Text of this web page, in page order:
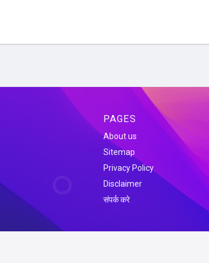
PAGES
About us
Sitemap
Privacy Policy
Disclaimer
संपर्क करे